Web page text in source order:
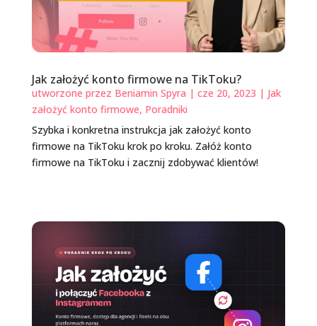
Jak założyć konto firmowe na TikToku?
utworzone przez Beniamin Spyra | cze 20, 2023 | Jak
założyć konto firmowe, Poradniki
Szybka i konkretna instrukcja jak założyć konto
firmowe na TikToku krok po kroku. Załóż konto
firmowe na TikToku i zacznij zdobywać klientów!